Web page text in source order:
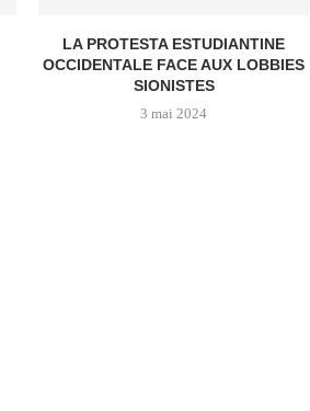
LA PROTESTA ESTUDIANTINE
OCCIDENTALE FACE AUX LOBBIES
SIONISTES
3 mai 2024